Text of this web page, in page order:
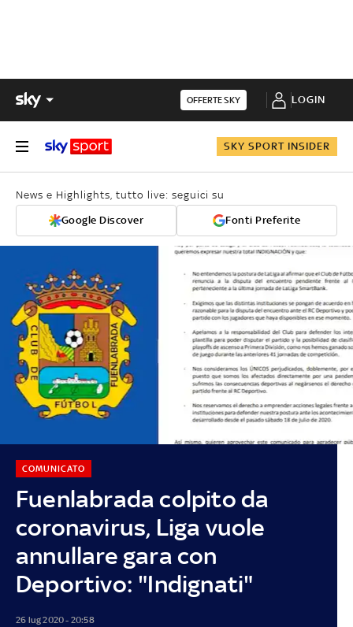
OFFERTE SKY LOGIN
SKY SPORT INSIDER
News e Highlights, tutto live: seguici su
Google Discover Fonti Preferite
Fuenlabrada colpito da
coronavirus, Liga vuole
annullare gara con
Deportivo: "Indignati"
COMUNICATO
26 lug 2020 - 20:58